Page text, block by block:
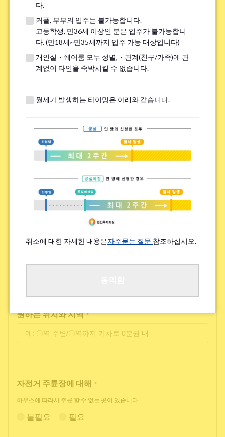
저렴한 임대료
주변 환경
언어 교류
쉐어하우스 내 높은 교류 빈도
그 외
검토 가능한 집 임대료(상한)
¥70,000~¥89,000
원하는 위치와 지역 *
자전거 주륜장에 대해 *
하우스에 따라서 주륜 할 수 없는 곳이 있습니다.
불필요 필요
다.
커플, 부부의 입주는 불가능합니다.
고등학생, 만36세 이상인 분은 입주가 불가능합니
다. (만18세~만35세까지 입주 가능 대상입니다)
개인실・쉐어룸 모두 성별,・관계(친구/가족)에 관
계없이 타인을 숙박시킬 수 없습니다.
월세가 발생하는 타이밍은 아래와 같습니다.
취소에 대한 자세한 내용은자주묻는 질문 참조하십시오.